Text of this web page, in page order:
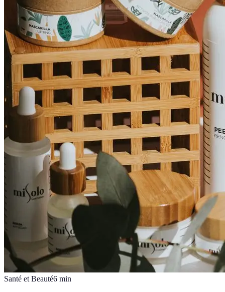
Santé et Beauté6 min